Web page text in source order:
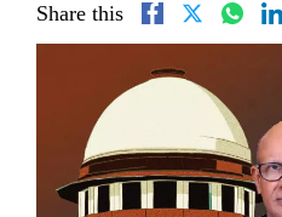
Share this